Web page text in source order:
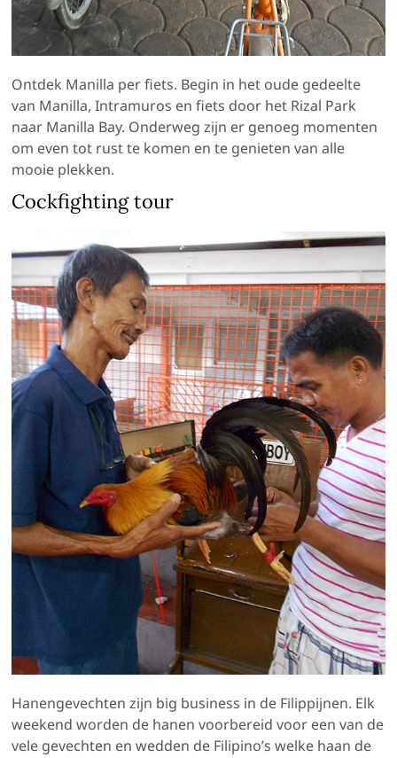
Ontdek Manilla per fiets. Begin in het oude gedeelte
van Manilla, Intramuros en fiets door het Rizal Park
naar Manilla Bay. Onderweg zijn er genoeg momenten
om even tot rust te komen en te genieten van alle
mooie plekken.
Cockfighting tour
Hanengevechten zijn big business in de Filippijnen. Elk
weekend worden de hanen voorbereid voor een van de
vele gevechten en wedden de Filipino’s welke haan de